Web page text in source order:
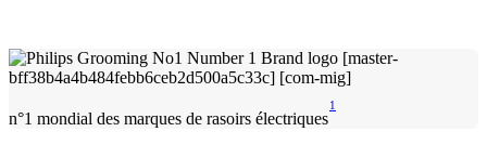
n°1 mondial des marques de rasoirs électriques
1